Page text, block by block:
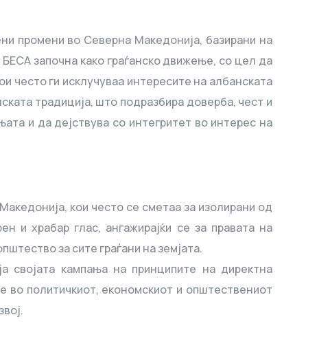
промени во Северна Македонија, базирани на
започна како граѓанско движење, со цел да
често ги исклучуваа интересите на албанската
традиција, што подразбира доверба, чест и
и да дејствува со интегритет во интерес на
кои често се сметаа за изолирани од
и храбар глас, ангажирајќи се за правата на
за сите граѓани на земјата.
својата кампања на принципите на директна
во политичкиот, економскиот и општествениот